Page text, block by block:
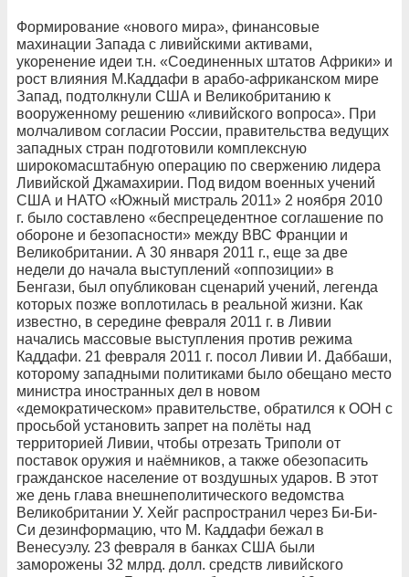
Формирование «нового мира», финансовые
махинации Запада с ливийскими активами,
укоренение идеи т.н. «Соединенных штатов Африки» и
рост влияния М.Каддафи в арабо-африканском мире
Запад, подтолкнули США и Великобританию к
вооруженному решению «ливийского вопроса». При
молчаливом согласии России, правительства ведущих
западных стран подготовили комплексную
широкомасштабную операцию по свержению лидера
Ливийской Джамахирии. Под видом военных учений
США и НАТО «Южный мистраль 2011» 2 ноября 2010
г. было составлено «беспрецедентное соглашение по
обороне и безопасности» между ВВС Франции и
Великобритании. А 30 января 2011 г., еще за две
недели до начала выступлений «оппозиции» в
Бенгази, был опубликован сценарий учений, легенда
которых позже воплотилась в реальной жизни. Как
известно, в середине февраля 2011 г. в Ливии
начались массовые выступления против режима
Каддафи. 21 февраля 2011 г. посол Ливии И. Даббаши,
которому западными политиками было обещано место
министра иностранных дел в новом
«демократическом» правительстве, обратился к ООН с
просьбой установить запрет на полёты над
территорией Ливии, чтобы отрезать Триполи от
поставок оружия и наёмников, а также обезопасить
гражданское население от воздушных ударов. В этот
же день глава внешнеполитического ведомства
Великобритании У. Хейг распространил через Би-Би-
Си дезинформацию, что М. Каддафи бежал в
Венесуэлу. 23 февраля в банках США были
заморожены 32 млрд. долл. средств ливийского